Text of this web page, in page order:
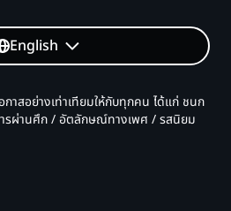
English
าสอย่างเท่าเทียมให้กับทุกคน ได้แก่ ชนก
ผ่านศึก / อัตลักษณ์ทางเพศ / รสนิยม